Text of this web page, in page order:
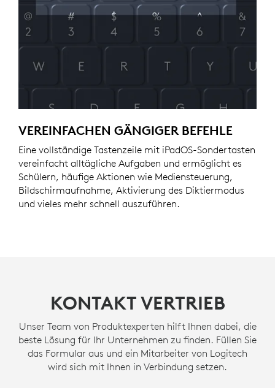
VEREINFACHEN GÄNGIGER BEFEHLE
Eine vollständige Tastenzeile mit iPadOS-Sondertasten
vereinfacht alltägliche Aufgaben und ermöglicht es
Schülern, häufige Aktionen wie Mediensteuerung,
Bildschirmaufnahme, Aktivierung des Diktiermodus
und vieles mehr schnell auszuführen.
KONTAKT VERTRIEB
Unser Team von Produktexperten hilft Ihnen dabei, die
beste Lösung für Ihr Unternehmen zu finden. Füllen Sie
das Formular aus und ein Mitarbeiter von Logitech
wird sich mit Ihnen in Verbindung setzen.